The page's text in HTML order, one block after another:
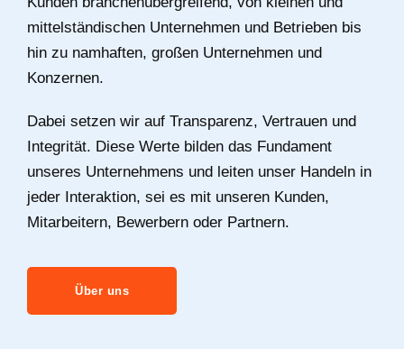
mittelständischen Unternehmen und Betrieben bis
hin zu namhaften, großen Unternehmen und
Konzernen.
Dabei setzen wir auf Transparenz, Vertrauen und
Integrität. Diese Werte bilden das Fundament
unseres Unternehmens und leiten unser Handeln in
jeder Interaktion, sei es mit unseren Kunden,
Mitarbeitern, Bewerbern oder Partnern.
Über uns